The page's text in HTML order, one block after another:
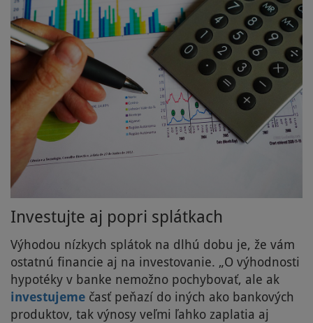
Investujte aj popri splátkach
Výhodou nízkych splátok na dlhú dobu je, že vám
ostatnú financie aj na investovanie. „O výhodnosti
hypotéky v banke nemožno pochybovať, ale ak
investujeme časť peňazí do iných ako bankových
produktov, tak výnosy veľmi ľahko zaplatia aj